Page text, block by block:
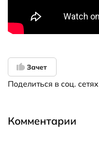
Зачет
Поделиться в соц. сетях
Комментарии